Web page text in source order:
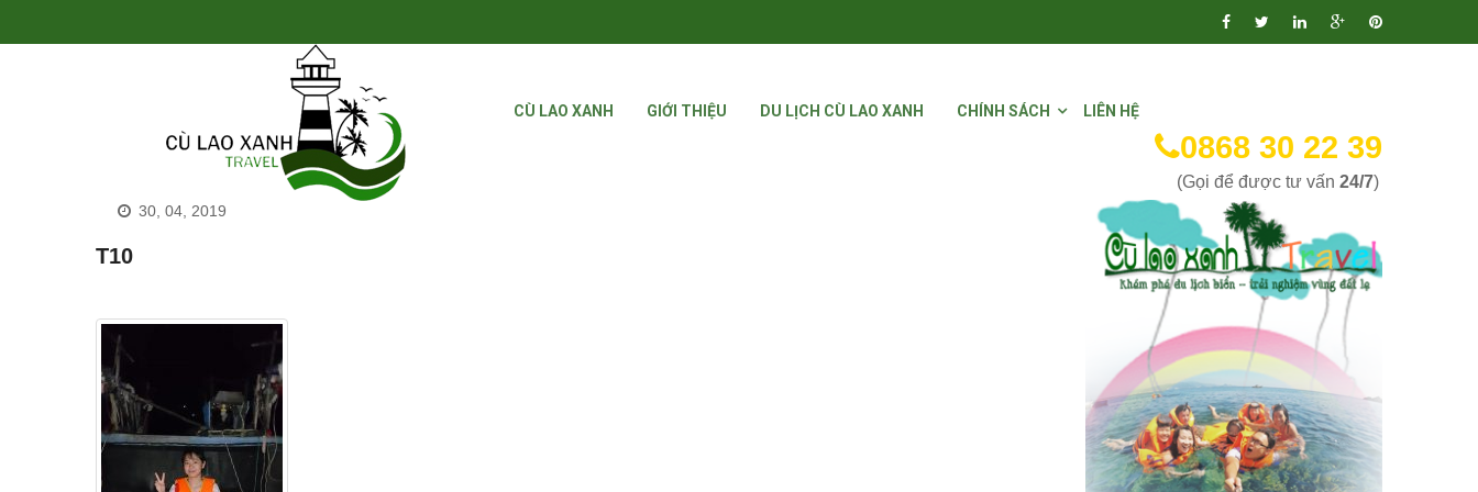
CÙ LAO XANH GIỚI THIỆU DU LỊCH CÙ LAO XANH CHÍNH SÁCH LIÊN HỆ
0868 30 22 39
(Gọi để được tư vấn 24/7)
30, 04, 2019
T10